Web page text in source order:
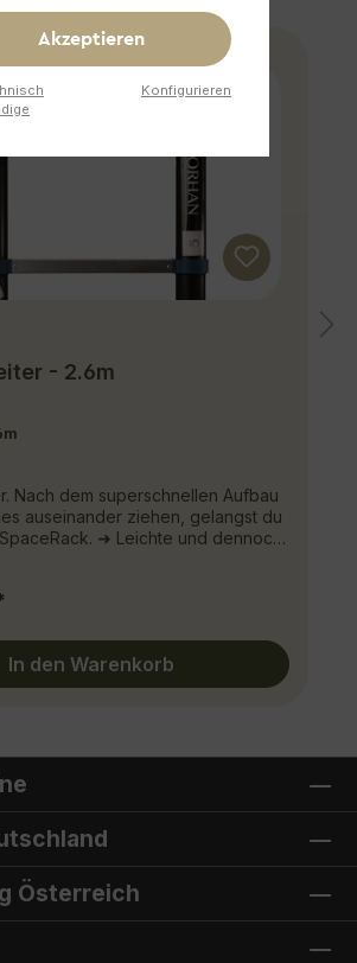
- 2.6m
Nach dem superschnellen Aufbau
auseinander ziehen, gelangst du
➜ Leichte und dennoch
Sicherer Halt durch Anti-
Produktmaße 79,5 x 45,0 x 5,0
In den Warenkorb
Österreich
Akzeptieren
Konfigurieren